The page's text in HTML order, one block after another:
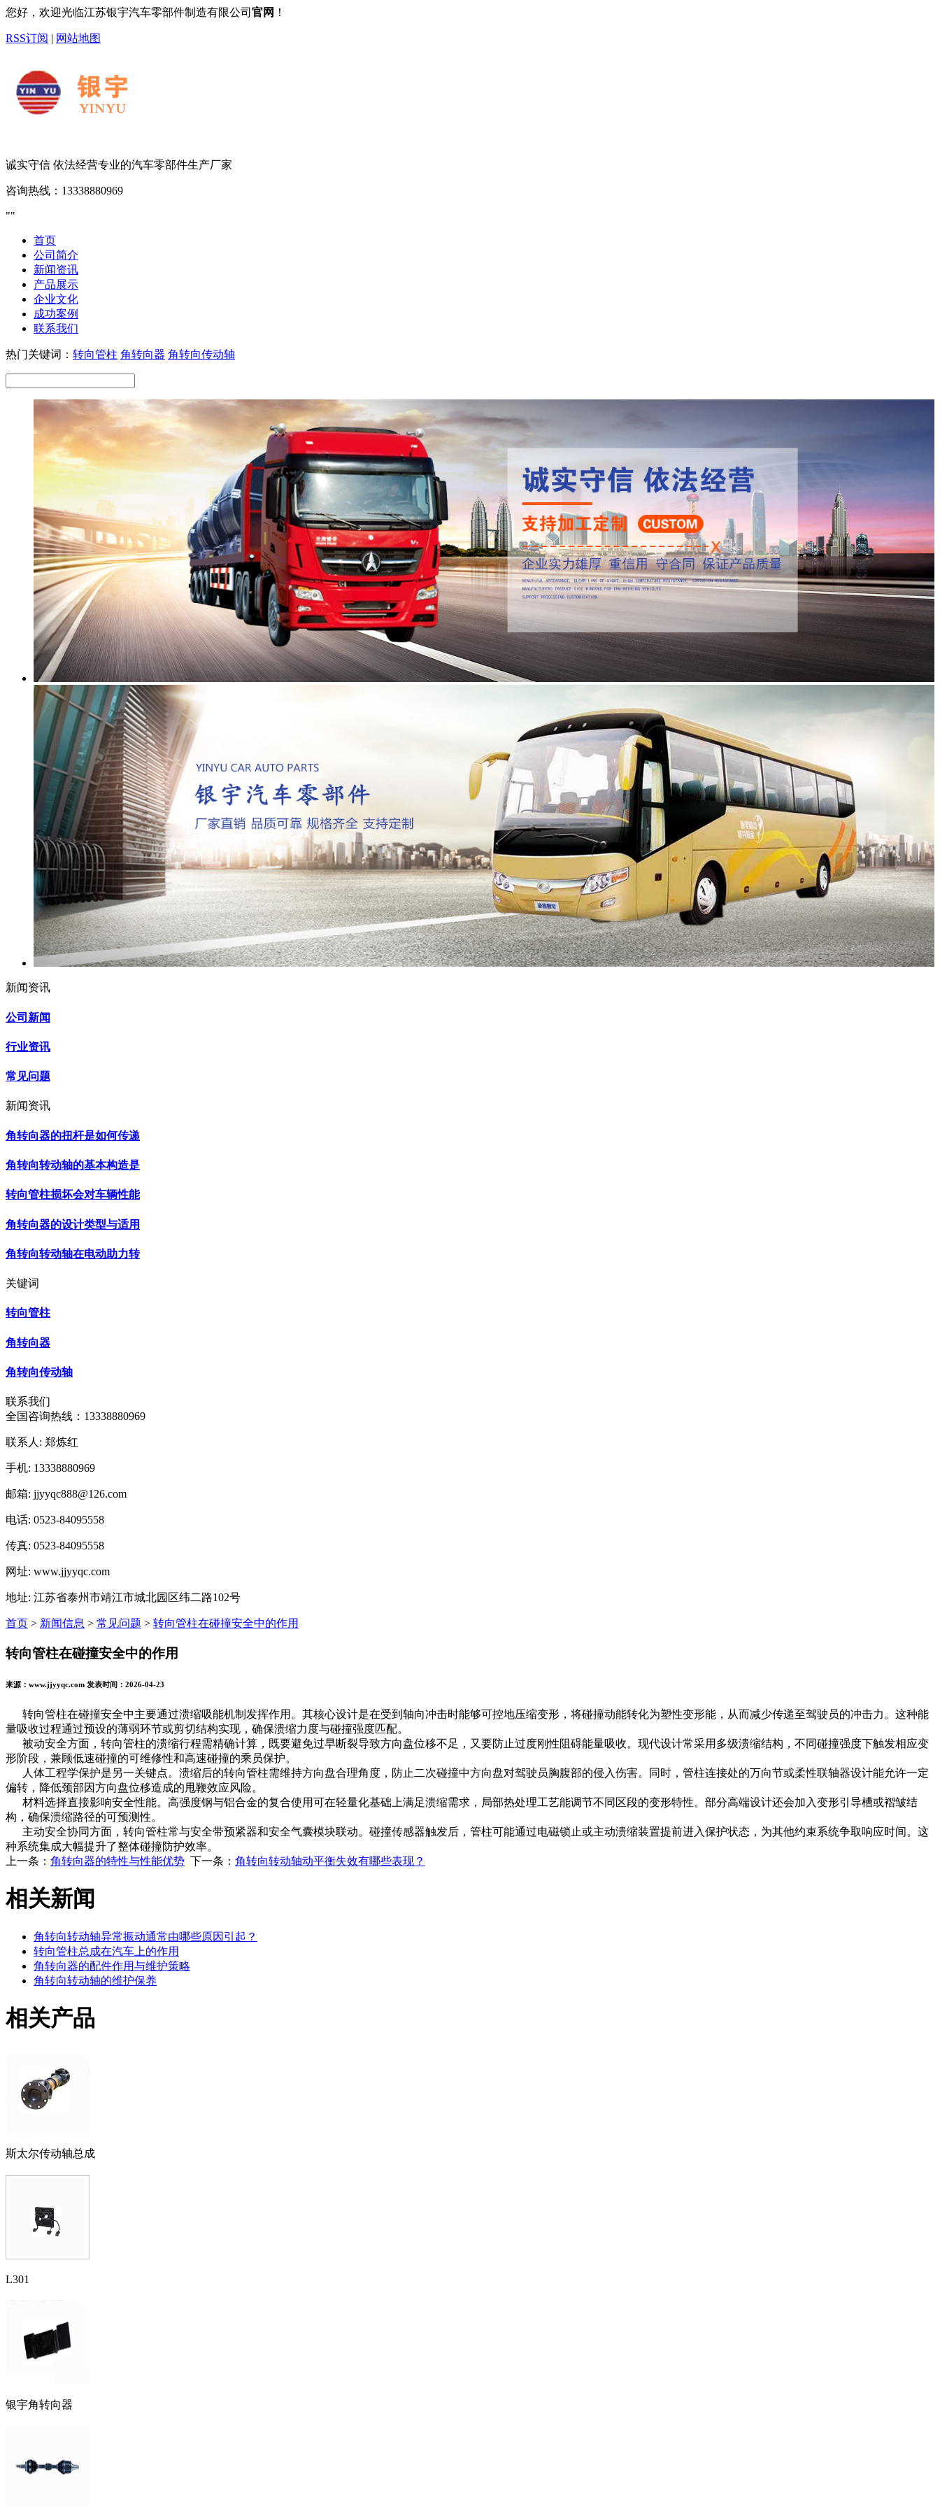
您好，欢迎光临江苏银宇汽车零部件制造有限公司 官网 ！
RSS订阅 | 网站地图
诚实守信 依法经营专业的汽车零部件生产厂家
咨询热线： 13338880969
首页
公司简介
新闻资讯
产品展示
企业文化
成功案例
联系我们
热门关键词： 转向管柱 角转向器 角转向传动轴
新闻资讯
公司新闻
行业资讯
常见问题
新闻资讯
角转向器的扭杆是如何传递
角转向转动轴的基本构造是
转向管柱损坏会对车辆性能
角转向器的设计类型与适用
角转向转动轴在电动助力转
关键词
转向管柱
角转向器
角转向传动轴
联系我们
全国咨询热线： 13338880969
联系人: 郑炼红
手机: 13338880969
邮箱: jjyyqc888@126.com
电话: 0523-84095558
传真: 0523-84095558
网址: www.jjyyqc.com
地址: 江苏省泰州市靖江市城北园区纬二路102号
首页 > 新闻信息 > 常见问题 > 转向管柱在碰撞安全中的作用
转向管柱在碰撞安全中的作用
来源：www.jjyyqc.com 发表时间：2026-04-23
转向管柱在碰撞安全中主要通过溃缩吸能机制发挥作用。其核心设计是在受到轴向冲击时能够可控地压缩变形，将碰撞动能转化为塑性变形能，从而减少传递至驾驶员的冲击力。这种能
量吸收过程通过预设的薄弱环节或剪切结构实现，确保溃缩力度与碰撞强度匹配。
被动安全方面，转向管柱的溃缩行程需精确计算，既要避免过早断裂导致方向盘位移不足，又要防止过度刚性阻碍能量吸收。现代设计常采用多级溃缩结构，不同碰撞强度下触发相应变
形阶段，兼顾低速碰撞的可维修性和高速碰撞的乘员保护。
人体工程学保护是另一关键点。溃缩后的转向管柱需维持方向盘合理角度，防止二次碰撞中方向盘对驾驶员胸腹部的侵入伤害。同时，管柱连接处的万向节或柔性联轴器设计能允许一定
偏转，降低颈部因方向盘位移造成的甩鞭效应风险。
材料选择直接影响安全性能。高强度钢与铝合金的复合使用可在轻量化基础上满足溃缩需求，局部热处理工艺能调节不同区段的变形特性。部分高端设计还会加入变形引导槽或褶皱结
构，确保溃缩路径的可预测性。
主动安全协同方面，转向管柱常与安全带预紧器和安全气囊模块联动。碰撞传感器触发后，管柱可能通过电磁锁止或主动溃缩装置提前进入保护状态，为其他约束系统争取响应时间。这
种系统集成大幅提升了整体碰撞防护效率。
上一条： 角转向器的特性与性能优势 下一条： ‌角转向转动轴动平衡失效有哪些表现？‌
相关新闻
角转向转动轴异常振动通常由哪些原因引起？‌
转向管柱总成在汽车上的作用
角转向器的配件作用与维护策略
角转向转动轴的维护保养
相关产品
斯太尔传动轴总成
L301
银宇角转向器